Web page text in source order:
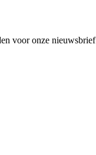
voor onze nieuwsbrief